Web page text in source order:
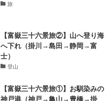
旅
【富嶽三十六景旅②】山へ登り海
へ下れ（掛川→島田→静岡→富
士）
登山
【富嶽三十六景旅①】お馴染みの
神戸港（神戸→亀山→豊橋→掛